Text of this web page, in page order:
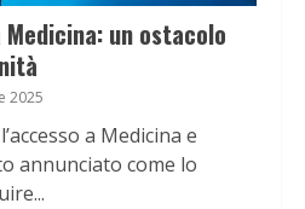
un ostacolo
2025
a Medicina e
annunciato come lo